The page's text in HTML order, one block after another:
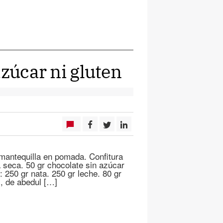
ni gluten
en pomada. Confitura
50 gr chocolate sin azúcar
gr nata. 250 gr leche. 80 gr
de abedul […]